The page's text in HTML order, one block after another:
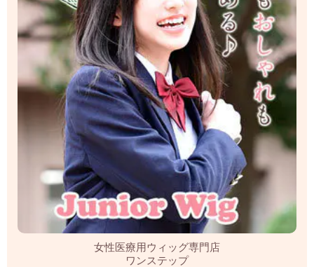
女性医療用ウィッグ専門店
ワンステップ